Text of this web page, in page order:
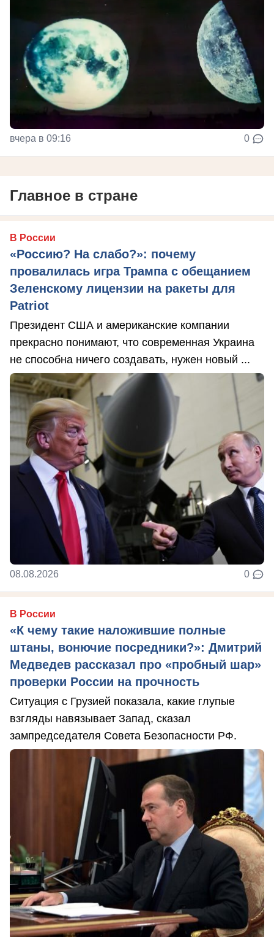
вчера в 09:16 0
Главное в стране
В России
«Россию? На слабо?»: почему
провалилась игра Трампа с обещанием
Зеленскому лицензии на ракеты для
Patriot
Президент США и американские компании
прекрасно понимают, что современная Украина
не способна ничего создавать, нужен новый ...
08.08.2026 0
В России
«К чему такие наложившие полные
штаны, вонючие посредники?»: Дмитрий
Медведев рассказал про «пробный шар»
проверки России на прочность
Ситуация с Грузией показала, какие глупые
взгляды навязывает Запад, сказал
зампредседателя Совета Безопасности РФ.